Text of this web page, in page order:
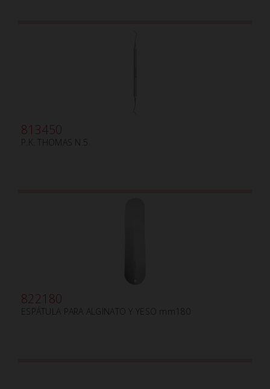
813450
P.K. THOMAS N.5
822180
ESPÁTULA PARA ALGINATO Y YESO mm180